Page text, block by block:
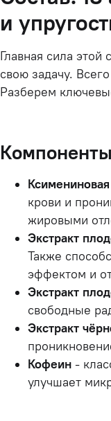
и
Главная сила
свою задачу.
Разберем
крови и
жировыми
Экстракт
Также
эффектом и
Экстракт
свободные
Экстракт
Кофеин -
улучшает